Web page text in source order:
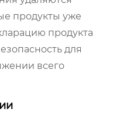
продукты уже
продукта
для
всего